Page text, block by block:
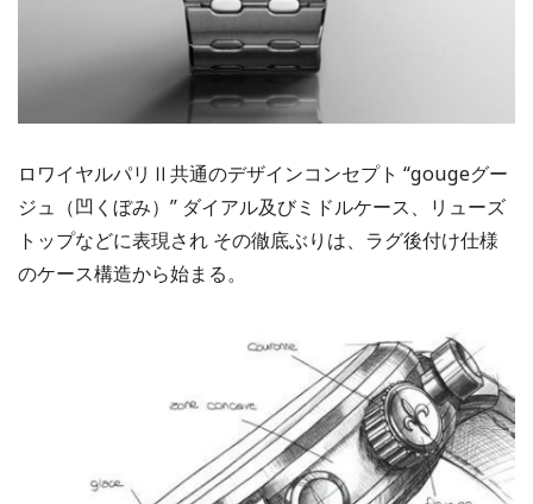
ロワイヤルパリⅡ共通のデザインコンセプト “gougeグー
ジュ（凹くぼみ）” ダイアル及びミドルケース、リューズ
トップなどに表現され その徹底ぶりは、ラグ後付け仕様
のケース構造から始まる。